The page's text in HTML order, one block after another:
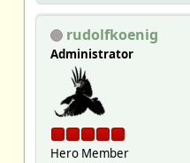
rudolfkoenig
Administrator
Hero Member